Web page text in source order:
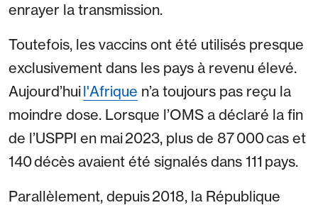
enrayer la transmission.
Toutefois, les vaccins ont été utilisés presque
exclusivement dans les pays à revenu élevé.
Aujourd’huil'Afrique n’a toujours pas reçu la
moindre dose. Lorsque l’OMS a déclaré la fin
de l’USPPI en mai 2023, plus de 87 000 cas et
140 décès avaient été signalés dans 111 pays.
Parallèlement, depuis 2018, la République